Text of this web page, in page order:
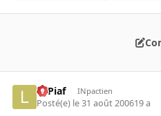
LePiaf INpactien
Posté(e) le 31 août 200619 a